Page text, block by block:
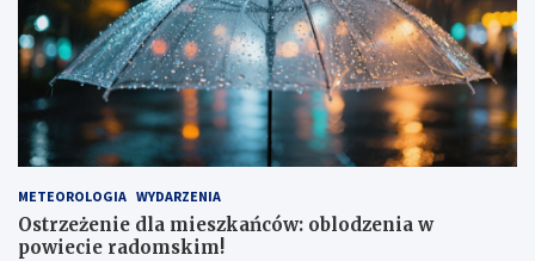
METEOROLOGIA WYDARZENIA
Ostrzeżenie dla mieszkańców: oblodzenia w
powiecie radomskim!